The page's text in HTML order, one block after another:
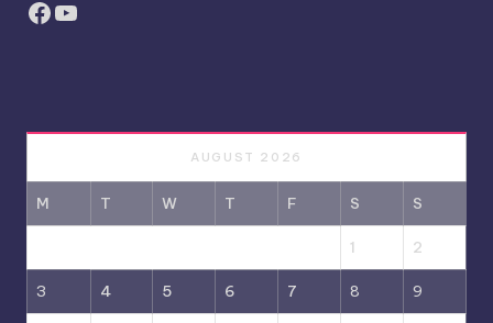
Facebook
YouTube
AUGUST 2026
M T W T F S S
1 2
3 4 5 6 7 8 9